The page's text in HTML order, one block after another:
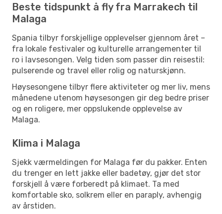
Beste tidspunkt å fly fra Marrakech til
Malaga
Spania tilbyr forskjellige opplevelser gjennom året –
fra lokale festivaler og kulturelle arrangementer til
ro i lavsesongen. Velg tiden som passer din reisestil:
pulserende og travel eller rolig og naturskjønn.
Høysesongene tilbyr flere aktiviteter og mer liv, mens
månedene utenom høysesongen gir deg bedre priser
og en roligere, mer oppslukende opplevelse av
Malaga.
Klima i Malaga
Sjekk værmeldingen for Malaga før du pakker. Enten
du trenger en lett jakke eller badetøy, gjør det stor
forskjell å være forberedt på klimaet. Ta med
komfortable sko, solkrem eller en paraply, avhengig
av årstiden.